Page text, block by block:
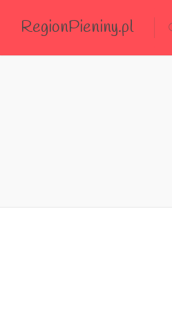
RegionPieniny.pl